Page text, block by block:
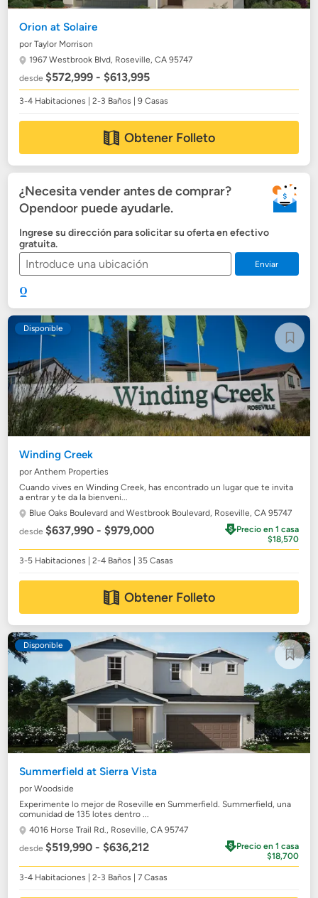
Orion at Solaire
por Taylor Morrison
1967 Westbrook Blvd, Roseville, CA 95747
desde$572,999 - $613,995
3-4 Habitaciones | 2-3 Baños | 9 Casas
Obtener Folleto
¿Necesita vender antes de comprar?
Opendoor puede ayudarle.
Ingrese su dirección para solicitar su oferta en efectivo
gratuita.
Enviar
Disponible
Winding Creek
por Anthem Properties
Cuando vives en Winding Creek, has encontrado un lugar que te invita
a entrar y te da la bienveni...
Blue Oaks Boulevard and Westbrook Boulevard, Roseville, CA 95747
desde$637,990 - $979,000
Precio en 1 casa
$18,570
3-5 Habitaciones | 2-4 Baños | 35 Casas
Obtener Folleto
Disponible
Summerfield at Sierra Vista
por Woodside
Experimente lo mejor de Roseville en Summerfield. Summerfield, una
comunidad de 135 lotes dentro ...
4016 Horse Trail Rd., Roseville, CA 95747
desde$519,990 - $636,212
Precio en 1 casa
$18,700
3-4 Habitaciones | 2-3 Baños | 7 Casas